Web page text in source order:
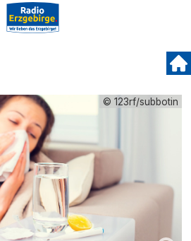
© 123rf/subbotin